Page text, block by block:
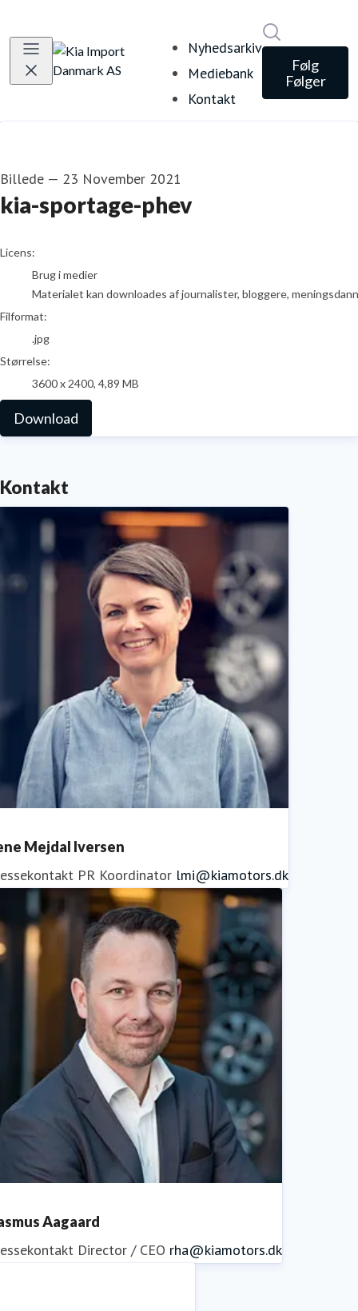
Nyhedsarkiv
Mediebank
Kontakt
Følg
Følger
Billede — 23 November 2021
kia-sportage-phev
go to media item
Licens:
Brug i medier
Materialet kan downloades af journalister, bloggere,
Filformat:
.jpg
Størrelse:
3600 x 2400, 4,89 MB
Download
Kontakt
Mejdal Iversen
PR Koordinator lmi@kiamotors.dk
Aagaard
Director / CEO rha@kiamotors.dk